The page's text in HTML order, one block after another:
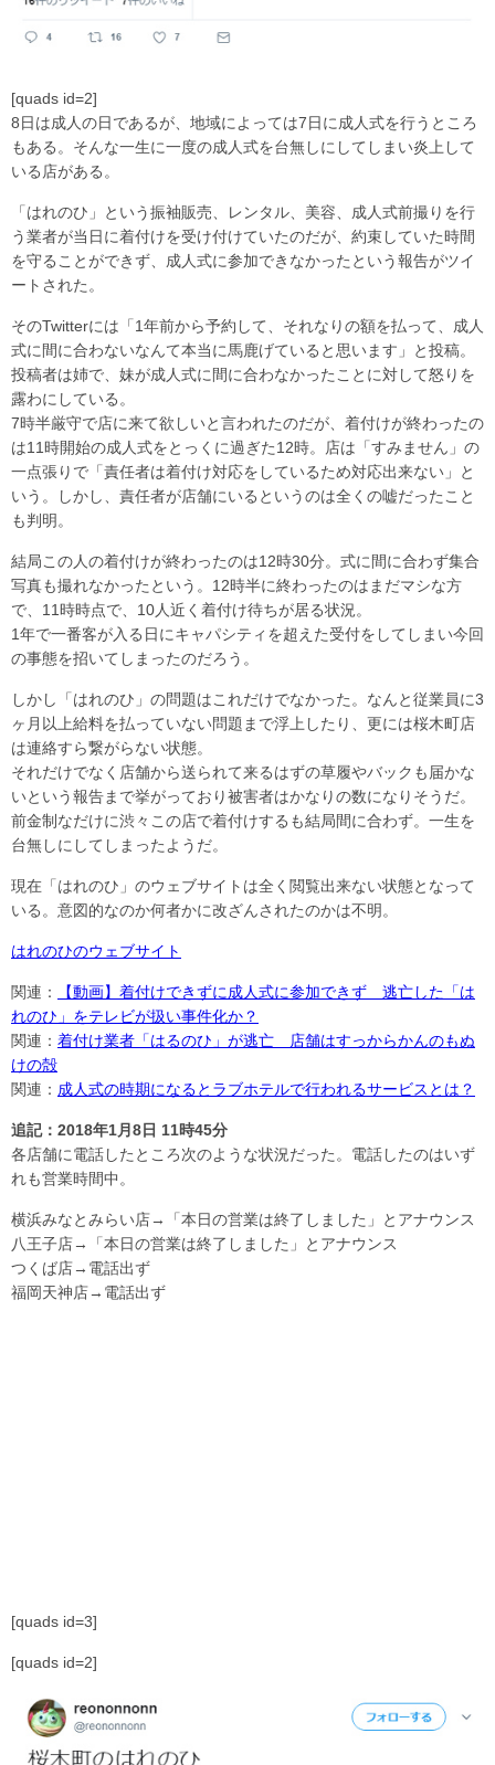
[quads id=2]
8日は成人の日であるが、地域によっては7日に成人式を行うところ
もある。そんな一生に一度の成人式を台無しにしてしまい炎上して
いる店がある。
「はれのひ」という振袖販売、レンタル、美容、成人式前撮りを行
う業者が当日に着付けを受け付けていたのだが、約束していた時間
を守ることができず、成人式に参加できなかったという報告がツイ
ートされた。
そのTwitterには「1年前から予約して、それなりの額を払って、成人
式に間に合わないなんて本当に馬鹿げていると思います」と投稿。
投稿者は姉で、妹が成人式に間に合わなかったことに対して怒りを
露わにしている。
7時半厳守で店に来て欲しいと言われたのだが、着付けが終わったの
は11時開始の成人式をとっくに過ぎた12時。店は「すみません」の
一点張りで「責任者は着付け対応をしているため対応出来ない」と
いう。しかし、責任者が店舗にいるというのは全くの嘘だったこと
も判明。
結局この人の着付けが終わったのは12時30分。式に間に合わず集合
写真も撮れなかったという。12時半に終わったのはまだマシな方
で、11時時点で、10人近く着付け待ちが居る状況。
1年で一番客が入る日にキャパシティを超えた受付をしてしまい今回
の事態を招いてしまったのだろう。
しかし「はれのひ」の問題はこれだけでなかった。なんと従業員に3
ヶ月以上給料を払っていない問題まで浮上したり、更には桜木町店
は連絡すら繋がらない状態。
それだけでなく店舗から送られて来るはずの草履やバックも届かな
いという報告まで挙がっており被害者はかなりの数になりそうだ。
前金制なだけに渋々この店で着付けするも結局間に合わず。一生を
台無しにしてしまったようだ。
現在「はれのひ」のウェブサイトは全く閲覧出来ない状態となって
いる。意図的なのか何者かに改ざんされたのかは不明。
はれのひのウェブサイト
関連：
【動画】着付けできずに成人式に参加できず 逃亡した「は
れのひ」をテレビが扱い事件化か？
関連： 着付け業者「はるのひ」が逃亡 店舗はすっからかんのもぬ
けの殻
関連： 成人式の時期になるとラブホテルで行われるサービスとは？
追記：2018年1月8日 11時45分
各店舗に電話したところ次のような状況だった。電話したのはいず
れも営業時間中。
横浜みなとみらい店→「本日の営業は終了しました」とアナウンス
八王子店→「本日の営業は終了しました」とアナウンス
つくば店→電話出ず
福岡天神店→電話出ず
[quads id=3]
[quads id=2]